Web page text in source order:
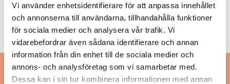
Vi använder enhetsidentifierare för att anpassa innehållet
och annonserna till användarna, tillhandahålla funktioner
för sociala medier och analysera vår trafik. Vi
vidarebefordrar även sådana identifierare och annan
information från din enhet till de sociala medier och
annons- och analysföretag som vi samarbetar med.
Dessa kan i sin tur kombinera informationen med annan